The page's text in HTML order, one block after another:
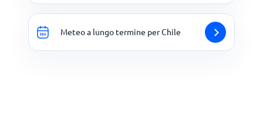
Meteo a lungo termine per Chile